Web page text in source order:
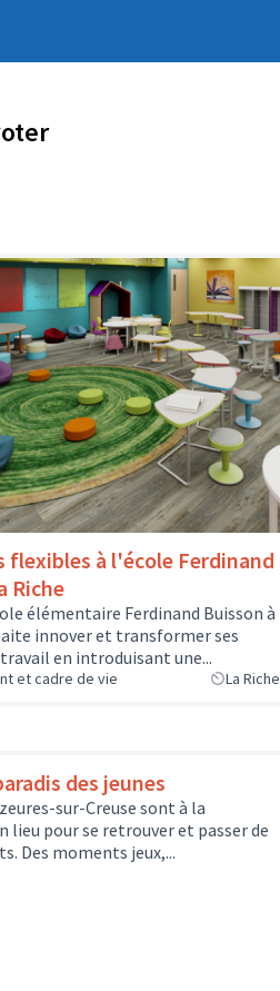
flexibles à l'école Ferdinand
Riche
élémentaire Ferdinand Buisson à
innover et transformer ses
en introduisant une...
et cadre de vie La Riche
des jeunes
sur-Creuse sont à la
lieu pour se retrouver et passer de
Des moments jeux,...